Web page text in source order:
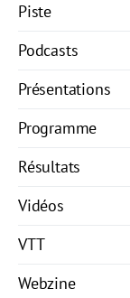
Piste
Podcasts
Présentations
Programme
Résultats
Vidéos
VTT
Webzine